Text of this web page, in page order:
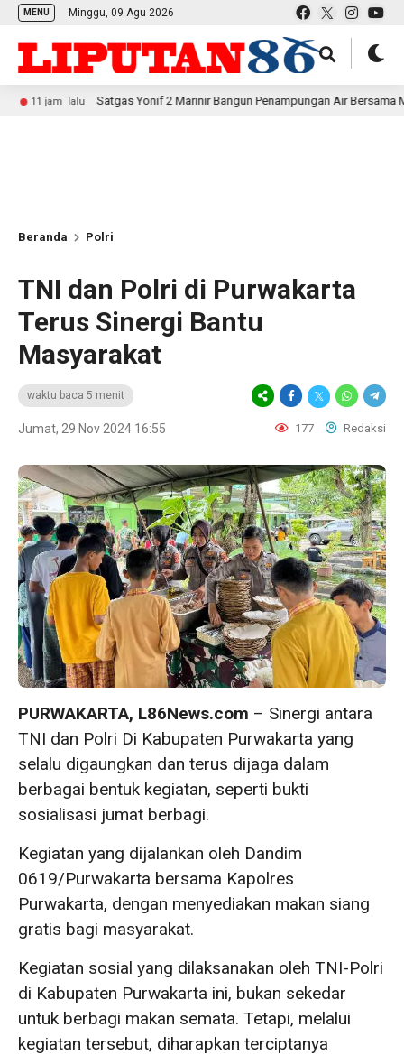
MENU Minggu, 09 Agu 2026
Satgas Yonif 2 Marinir Bangun Penampungan Air Bersama Masyarakat
Beranda Polri
TNI dan Polri di Purwakarta
Terus Sinergi Bantu
Masyarakat
waktu baca 5 menit
Jumat, 29 Nov 2024 16:55 177 Redaksi
PURWAKARTA, L86News.com – Sinergi antara
TNI dan Polri Di Kabupaten Purwakarta yang
selalu digaungkan dan terus dijaga dalam
berbagai bentuk kegiatan, seperti bukti
sosialisasi jumat berbagi.
Kegiatan yang dijalankan oleh Dandim
0619/Purwakarta bersama Kapolres
Purwakarta, dengan menyediakan makan siang
gratis bagi masyarakat.
Kegiatan sosial yang dilaksanakan oleh TNI-Polri
di Kabupaten Purwakarta ini, bukan sekedar
untuk berbagi makan semata. Tetapi, melalui
kegiatan tersebut, diharapkan terciptanya